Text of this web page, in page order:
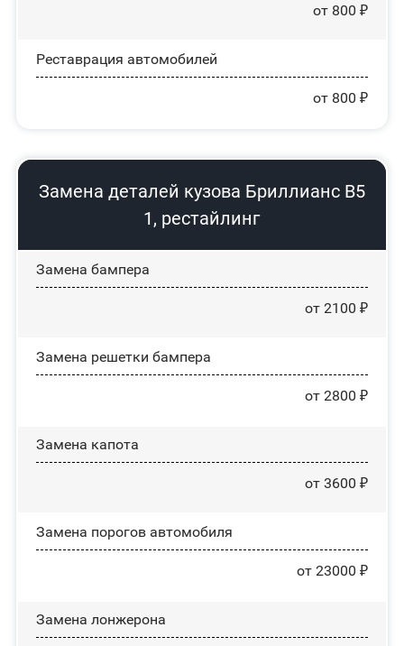
от 800 ₽
Реставрация автомобилей
от 800 ₽
Замена деталей кузова Бриллианс В5
1, рестайлинг
Замена бампера
от 2100 ₽
Замена решетки бампера
от 2800 ₽
Замена капота
от 3600 ₽
Замена порогов автомобиля
от 23000 ₽
Замена лонжерона